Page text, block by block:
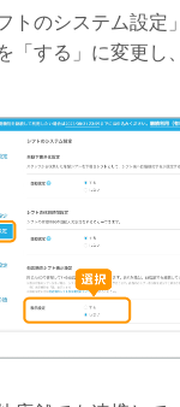
トのシステム設定
「する」に変更し